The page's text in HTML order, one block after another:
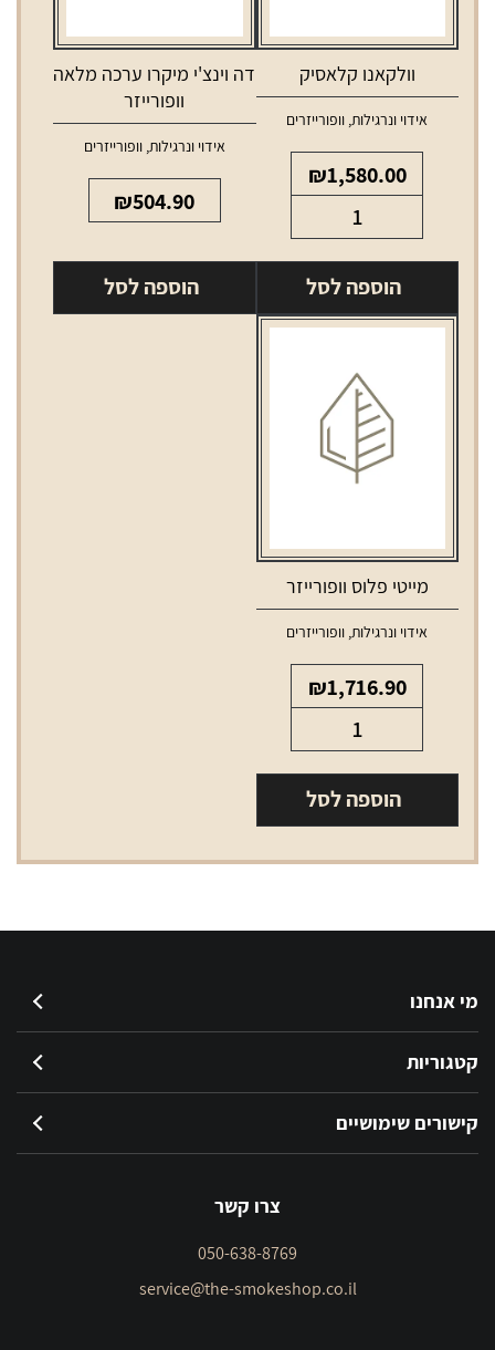
וולקאנו קלאסיק
אידוי ונרגילות, וופורייזרים
₪1,580.00
של
וולקאנו
קלאסיק
הוספה לסל
דה וינצ'י מיקרו ערכה מלאה
וופורייזר
אידוי ונרגילות,וופורייזרים
₪504.90
הוספה לסל
מייטי פלוס וופורייזר
אידוי ונרגילות, וופורייזרים
₪1,716.90
של
מייטי
פלוס
הוספה לסל
מי אנחנו
קטגוריות
קישורים שימושיים
צרו קשר
050-638-8769
service@the-smokeshop.co.il